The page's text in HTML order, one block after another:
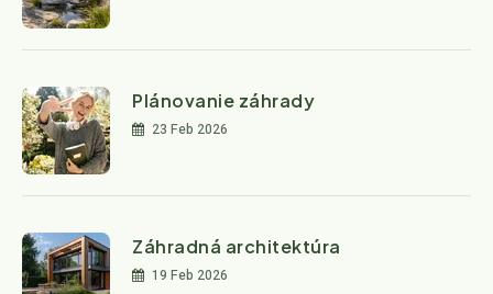
Plánovanie záhrady
23 Feb 2026
Záhradná architektúra
19 Feb 2026